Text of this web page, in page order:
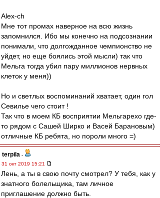
Alex-ch
Мне тот промах наверное на всю жизнь
запомнился. Ибо мы конечно на подсознании
понимали, что долгожданное чемпионство не
уйдет, но еще боялись этой мысли) так что
Мельга тогда убил пару миллионов нервных
клеток у меня))
Но и светлых воспоминаний хватает, один гол
Севилье чего стоит !
Так что в моем КБ восприятии Мельгарехо где-
то рядом с Сашей Ширко и Васей Барановым)
отличные КБ ребята, но пороли много =)
terpila -
31 окт 2019 15:21
Лень, а ты в свою почту смотрел? У тебя, как у
знатного болельщика, там личное
приглашение должно быть.